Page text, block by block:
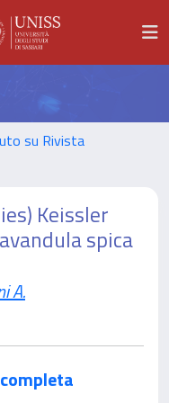
su Rivista
Keissler
spica
A.